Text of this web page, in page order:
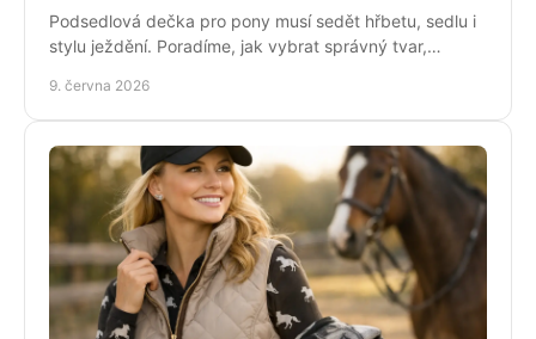
Podsedlová dečka pro pony musí sedět hřbetu, sedlu i
stylu ježdění. Poradíme, jak vybrat správný tvar,
9. června 2026